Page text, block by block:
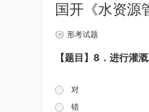
国开《水资源
形考试题
【题目】 8 ．进行灌
对
错